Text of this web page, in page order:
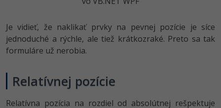
Kybernetická bezpečnost
Elektronický podpis
Fórum
Je vidieť, že naklikať prvky na pevnej pozície je síce
jednoduché a rýchle, ale tiež krátkozraké. Preto sa tak
formuláre už nerobia.
Relatívnej pozície
Relatívna pozícia na rozdiel od absolútnej rešpektuje